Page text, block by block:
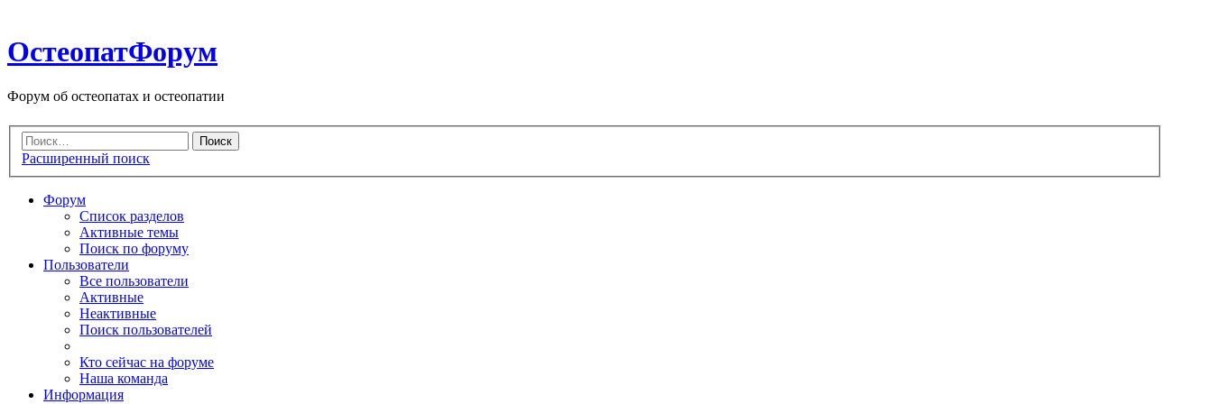
ОстеопатФорум
Форум об остеопатах и остеопатии
Расширенный поиск
Форум
Список разделов
Активные темы
Поиск по форуму
Пользователи
Все пользователи
Активные
Неактивные
Поиск пользователей
Кто сейчас на форуме
Наша команда
Информация